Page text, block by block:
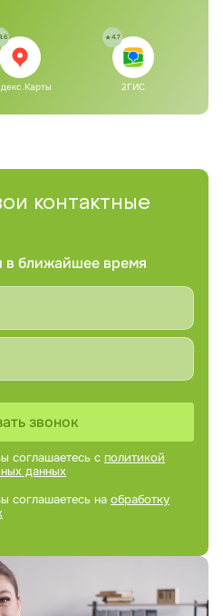
4.7
2ГИС
контактные
в ближайшее время
звонок
соглашаетесь с политикой
данных
соглашаетесь на обработку